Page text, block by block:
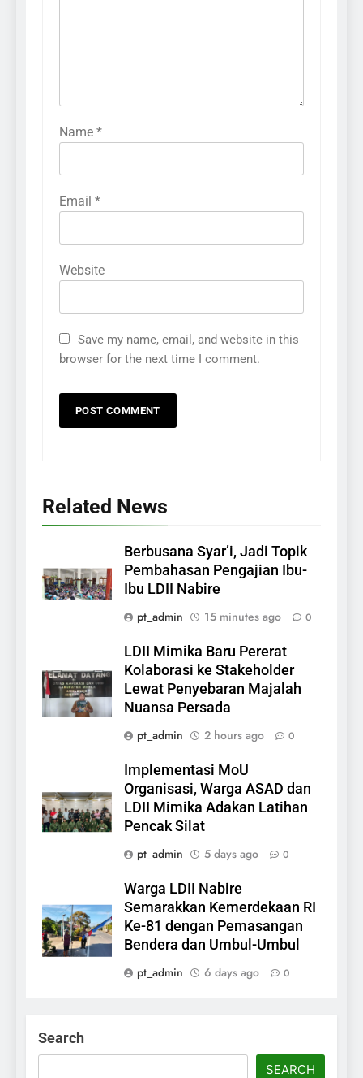
Name *
Email *
Website
Save my name, email, and website in this
browser for the next time I comment.
Related News
Berbusana Syar’i, Jadi Topik
Pembahasan Pengajian Ibu-
Ibu LDII Nabire
pt_admin
15 minutes ago 0
LDII Mimika Baru Pererat
Kolaborasi ke Stakeholder
Lewat Penyebaran Majalah
Nuansa Persada
pt_admin
2 hours ago 0
Implementasi MoU
Organisasi, Warga ASAD dan
LDII Mimika Adakan Latihan
Pencak Silat
pt_admin
5 days ago 0
Warga LDII Nabire
Semarakkan Kemerdekaan RI
Ke-81 dengan Pemasangan
Bendera dan Umbul-Umbul
pt_admin
6 days ago 0
Search
SEARCH